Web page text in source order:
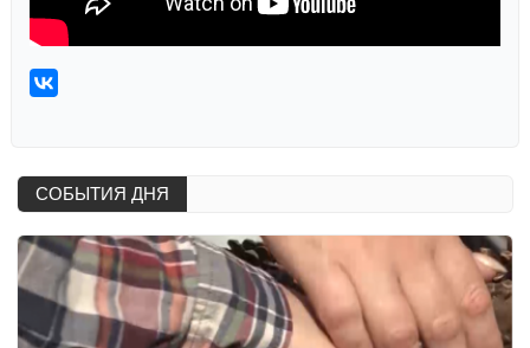
СОБЫТИЯ ДНЯ